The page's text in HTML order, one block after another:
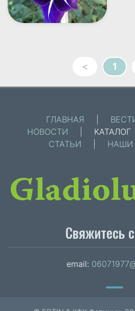
< 1
ГЛАВНАЯ
НОВОСТИ
КАТАЛОГ
СТАТЬИ
НАШИ
Свяжитесь
email: